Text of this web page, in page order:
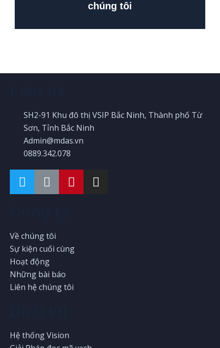
chúng tôi
SH2-91 Khu đô thị VSIP Bắc Ninh, Thành phố Từ
Sơn, Tỉnh Bắc Ninh
Admin@mdas.vn
0889.342.078
Về chúng tôi
Sự kiện cuối cùng
Hoạt động
Những bài báo
Liên hệ chúng tôi
Hệ thống Vision